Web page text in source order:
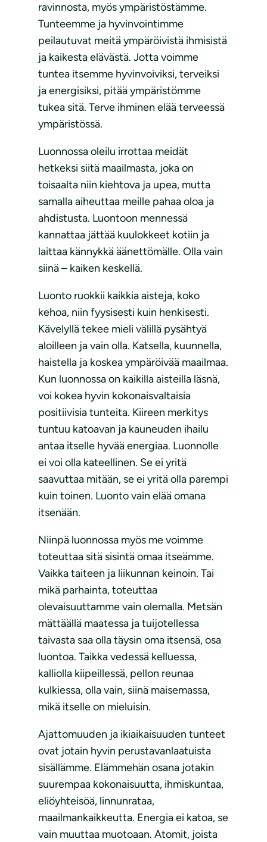
ravinnosta, myös ympäristöstämme.
Tunteemme ja hyvinvointimme
peilautuvat meitä ympäröivistä ihmisistä
ja kaikesta elävästä. Jotta voimme
tuntea itsemme hyvinvoiviksi, terveiksi
ja energisiksi, pitää ympäristömme
tukea sitä. Terve ihminen elää terveessä
ympäristössä.
Luonnossa oleilu irrottaa meidät
hetkeksi siitä maailmasta, joka on
toisaalta niin kiehtova ja upea, mutta
samalla aiheuttaa meille pahaa oloa ja
ahdistusta. Luontoon mennessä
kannattaa jättää kuulokkeet kotiin ja
laittaa kännykkä äänettömälle. Olla vain
siinä – kaiken keskellä.
Luonto ruokkii kaikkia aisteja, koko
kehoa, niin fyysisesti kuin henkisesti.
Kävelyllä tekee mieli välillä pysähtyä
aloilleen ja vain olla. Katsella, kuunnella,
haistella ja koskea ympäröivää maailmaa.
Kun luonnossa on kaikilla aisteilla läsnä,
voi kokea hyvin kokonaisvaltaisia
positiivisia tunteita. Kiireen merkitys
tuntuu katoavan ja kauneuden ihailu
antaa itselle hyvää energiaa. Luonnolle
ei voi olla kateellinen. Se ei yritä
saavuttaa mitään, se ei yritä olla parempi
kuin toinen. Luonto vain elää omana
itsenään.
Niinpä luonnossa myös me voimme
toteuttaa sitä sisintä omaa itseämme.
Vaikka taiteen ja liikunnan keinoin. Tai
mikä parhainta, toteuttaa
olevaisuuttamme vain olemalla. Metsän
mättäällä maatessa ja tuijotellessa
taivasta saa olla täysin oma itsensä, osa
luontoa. Taikka vedessä kelluessa,
kalliolla kiipeillessä, pellon reunaa
kulkiessa, olla vain, siinä maisemassa,
mikä itselle on mieluisin.
Ajattomuuden ja ikiaikaisuuden tunteet
ovat jotain hyvin perustavanlaatuista
sisällämme. Elämmehän osana jotakin
suurempaa kokonaisuutta, ihmiskuntaa,
eliöyhteisöä, linnunrataa,
maailmankaikkeutta. Energia ei katoa, se
vain muuttaa muotoaan. Atomit, joista